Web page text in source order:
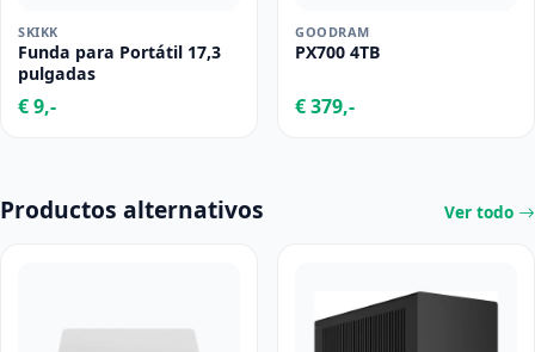
SKIKK
Funda para Portátil 17,3
pulgadas
€ 9,-
GOODRAM
PX700 4TB
€ 379,-
Productos alternativos Ver todo